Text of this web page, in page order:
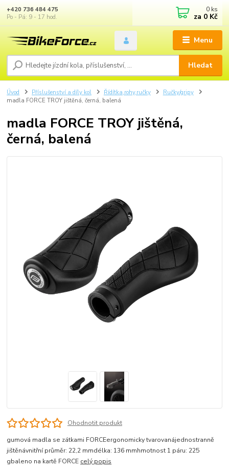
Menu
Hledat
+420 736 484 475
Po - Pá: 9 - 17 hod.
0 ks
za 0 Kč
Úvod Příslušenství a díly kol Řídítka,rohy,ručky
Ručky/gripy
madla FORCE TROY jištěná, černá, balená
madla FORCE TROY jištěná,
černá, balená
Ohodnotit produkt
gumová madla se zátkami FORCEergonomicky tvarovanájednostranně
jištěnávnitřní průměr: 22,2 mmdélka: 136 mmhmotnost 1 páru: 225
gbaleno na kartě FORCE celý popis